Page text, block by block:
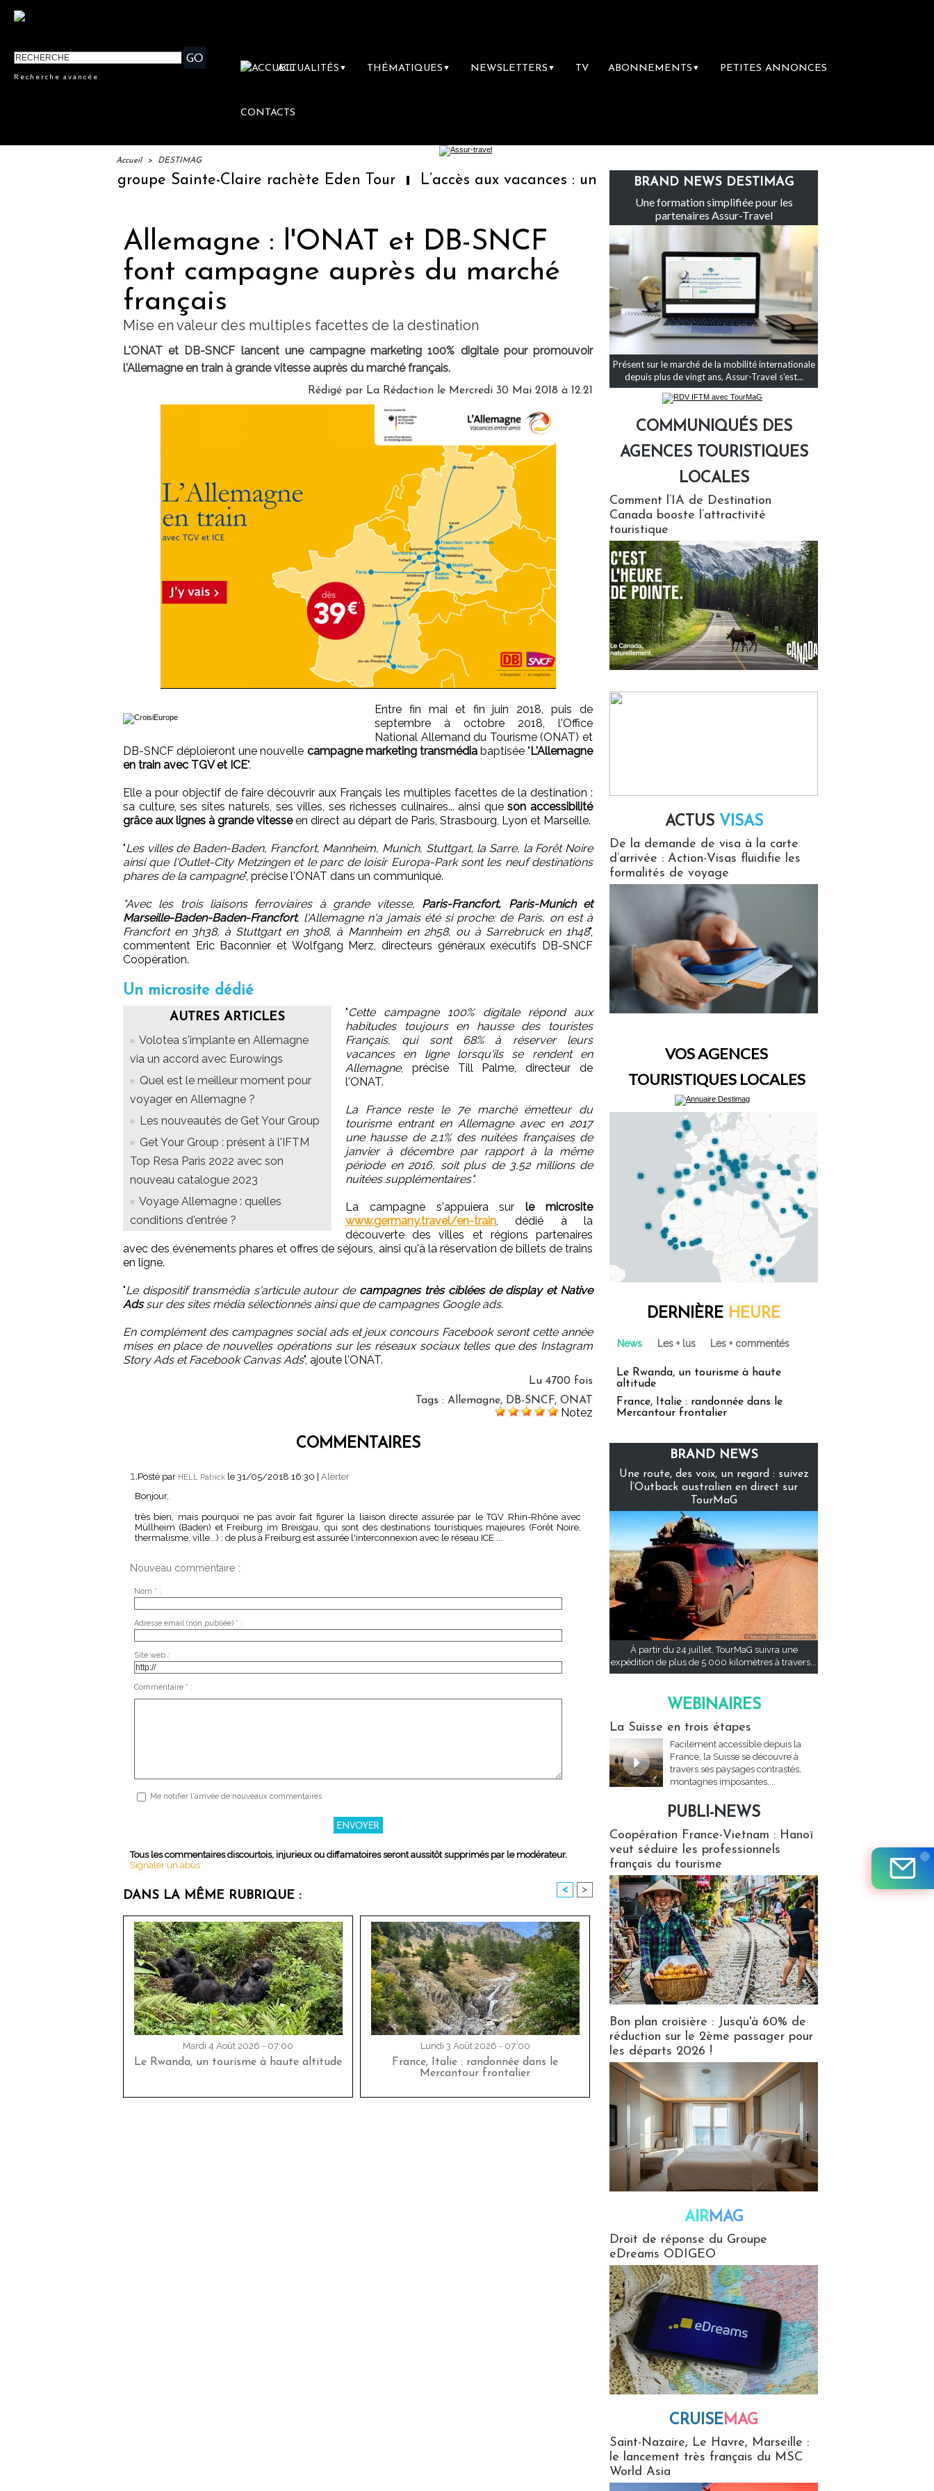
Recherche avancée
ACTUALITÉS ▼ THÉMATIQUES ▼ NEWSLETTERS ▼ TV ABONNEMENTS ▼ PETITES ANNONCES
CONTACTS
Accueil > DESTIMAG
Le groupe Sainte-Claire rachète Eden Tour L’accès aux vacances : un droit inachevé totalement abandonné par les
Allemagne : l'ONAT et DB-SNCF
font campagne auprès du marché
français
Mise en valeur des multiples facettes de la destination
L'ONAT et DB-SNCF lancent une campagne marketing 100% digitale pour promouvoir
l'Allemagne en train à grande vitesse auprès du marché français.
Rédigé par La Rédaction le Mercredi 30 Mai 2018 à 12:21
Entre fin mai et fin juin 2018, puis de
septembre à octobre 2018, l'Office
National Allemand du Tourisme (ONAT) et
DB-SNCF déploieront une nouvelle campagne marketing transmédiabaptisée "L'Allemagne
en train avec TGV et ICE".
Elle a pour objectif de faire découvrir aux Français les multiples facettes de la destination :
sa culture, ses sites naturels, ses villes, ses richesses culinaires... ainsi queson accessibilité
grâce aux lignes à grande vitesseen direct au départ de Paris, Strasbourg, Lyon et Marseille.
"Les villes de Baden-Baden, Francfort, Mannheim, Munich, Stuttgart, la Sarre, la Forêt Noire
ainsi que l'Outlet-City Metzingen et le parc de loisir Europa-Park sont les neuf destinations
phares de la campagne", précise l'ONAT dans un communiqué.
"Avec les trois liaisons ferroviaires à grande vitesse, Paris-Francfort, Paris-Munich et
Marseille-Baden-Baden-Francfort, l'Allemagne n'a jamais été si proche: de Paris, on est à
Francfort en 3h38, à Stuttgart en 3h08, à Mannheim en 2h58, ou à Sarrebruck en 1h48",
commentent Eric Baconnier et Wolfgang Merz, directeurs généraux exécutifs DB-SNCF
Coopération.
Un microsite dédié
AUTRES ARTICLES
Volotea s'implante en Allemagne
via un accord avec Eurowings
Quel est le meilleur moment pour
voyager en Allemagne ?
Les nouveautés de Get Your Group
Get Your Group : présent à l'IFTM
Top Resa Paris 2022 avec son
nouveau catalogue 2023
Voyage Allemagne : quelles
conditions d'entrée ?
"Cette campagne 100% digitale répond aux
habitudes toujours en hausse des touristes
Français, qui sont 68% à réserver leurs
vacances en ligne lorsqu'ils se rendent en
Allemagne, précise Till Palme, directeur de
l'ONAT.
La France reste le 7e marché émetteur du
tourisme entrant en Allemagne avec en 2017
une hausse de 2,1% des nuitées françaises de
janvier à décembre par rapport à la même
période en 2016, soit plus de 3,52 millions de
nuitées supplémentaires".
La campagne s'appuiera surle microsite
www.germany.travel/en-train, dédié à la
découverte des villes et régions partenaires
avec des événements phares et offres de séjours, ainsi qu'à la réservation de billets de trains
en ligne.
"Le dispositif transmédia s'articule autour de campagnes très ciblées de display et Native
Adssur des sites média sélectionnés ainsi que de campagnes Google ads.
En complément des campagnes social ads et jeux concours Facebook seront cette année
mises en place de nouvelles opérations sur les réseaux sociaux telles que des Instagram
Story Ads et Facebook Canvas Ads", ajoute l'ONAT.
Lu 4700 fois
Tags : Allemagne, DB-SNCF, ONAT
Notez
COMMENTAIRES
1.Posté par HELL Patrick le 31/05/2018 16:30
Alerter
Bonjour,
très bien, mais pourquoi ne pas avoir fait figurer la liaison directe assurée par le TGV Rhin-Rhône avec
Müllheim (Baden) et Freiburg im Breisgau, qui sont des destinations touristiques majeures (Forêt Noire,
thermalisme, ville...) ; de plus à Freiburg est assurée l'interconnexion avec le réseau ICE ...
Nouveau commentaire :
Nom * :
Adresse email (non publiée) * :
Site web :
Commentaire * :
Me notifier l'arrivée de nouveaux commentaires
Tous les commentaires discourtois, injurieux ou diffamatoires seront aussitôt supprimés par le modérateur.
Signaler un abus
DANS LA MÊME RUBRIQUE : < >
Mardi 4 Août 2026 - 07:00
Le Rwanda, un tourisme à haute altitude
Lundi 3 Août 2026 - 07:00
France, Italie : randonnée dans le
Mercantour frontalier
BRAND NEWS DESTIMAG
Une formation simplifiée pour les
partenaires Assur-Travel
Présent sur le marché de la mobilité internationale
depuis plus de vingt ans, Assur-Travel s'est...
COMMUNIQUÉS DES
AGENCES TOURISTIQUES
LOCALES
Comment l’IA de Destination
Canada booste l’attractivité
touristique
ACTUS VISAS
De la demande de visa à la carte
d’arrivée : Action-Visas fluidifie les
formalités de voyage
VOS AGENCES
TOURISTIQUES LOCALES
DERNIÈRE HEURE
News Les + lus Les + commentés
Le Rwanda, un tourisme à haute
altitude
France, Italie : randonnée dans le
Mercantour frontalier
BRAND NEWS
Une route, des voix, un regard : suivez
l’Outback australien en direct sur
TourMaG
À partir du 24 juillet, TourMaG suivra une
expédition de plus de 5 000 kilomètres à travers...
WEBINAIRES
La Suisse en trois étapes
Facilement accessible depuis la
France, la Suisse se découvre à
travers ses paysages contrastés,
montagnes imposantes,...
PUBLI-NEWS
Coopération France-Vietnam : Hanoï
veut séduire les professionnels
français du tourisme
Bon plan croisière : Jusqu'à 60% de
réduction sur le 2ème passager pour
les départs 2026 !
AIRMAG
Droit de réponse du Groupe
eDreams ODIGEO
CRUISEMAG
Saint-Nazaire, Le Havre, Marseille :
le lancement très français du MSC
World Asia